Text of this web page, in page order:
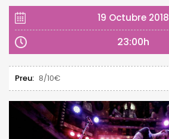
19 Octubre 2018
23:00h
Preu: 8/10€